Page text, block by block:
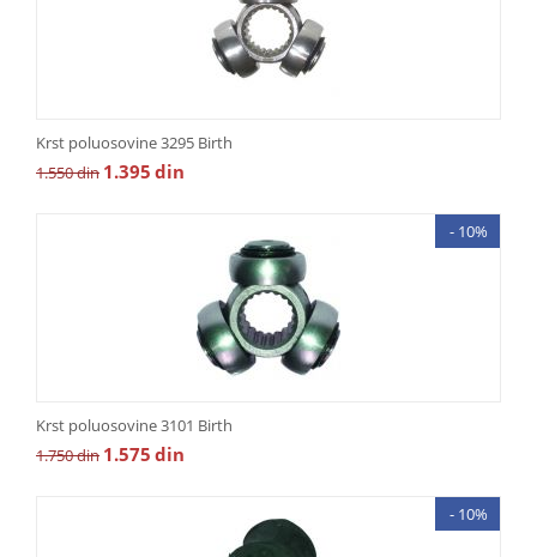
Krst poluosovine 3295 Birth
1.550din 1.395 din
- 10%
Krst poluosovine 3101 Birth
1.750din 1.575 din
- 10%